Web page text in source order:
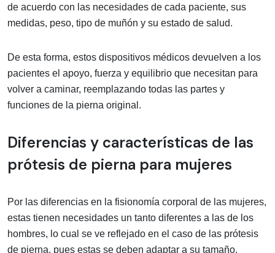
de acuerdo con las necesidades de cada paciente, sus
medidas, peso, tipo de muñón y su estado de salud.
De esta forma, estos dispositivos médicos devuelven a los
pacientes el apoyo, fuerza y equilibrio que necesitan para
volver a caminar, reemplazando todas las partes y
funciones de la pierna original.
Diferencias y características de las
prótesis de pierna para mujeres
Por las diferencias en la fisionomía corporal de las mujeres,
estas tienen necesidades un tanto diferentes a las de los
hombres, lo cual se ve reflejado en el caso de las prótesis
de pierna, pues estas se deben adaptar a su tamaño,